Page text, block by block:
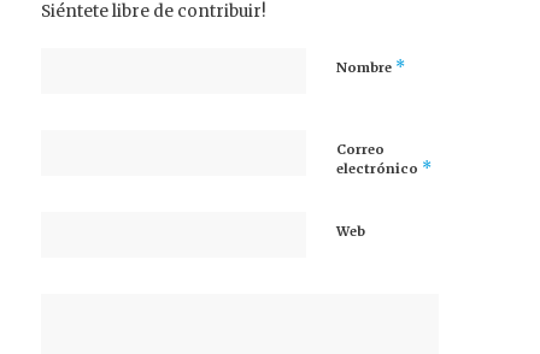
Siéntete libre de contribuir!
Nombre *
Correo
electrónico *
Web